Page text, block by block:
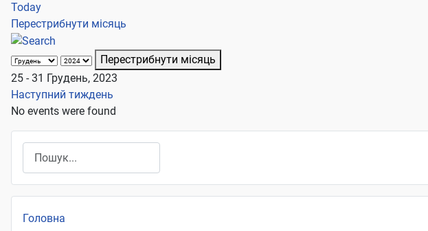
Today
Перестрибнути місяць
Перестрибнути місяць
25 - 31 Грудень, 2023
Наступний тиждень
No events were found
Головна